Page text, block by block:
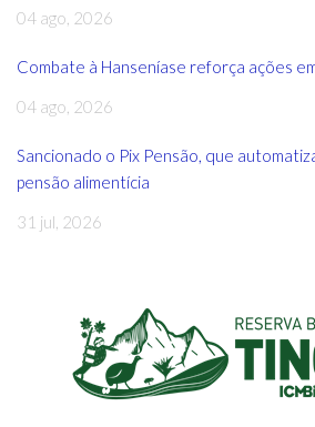
04 ago, 2026
Combate à Hanseníase reforça ações
04 ago, 2026
Sancionado o Pix Pensão, que
pensão alimentícia
31 jul, 2026